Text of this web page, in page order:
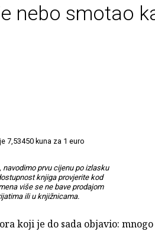
nebo smotao
7,53450 kuna za 1 euro
prvu cijenu po izlasku
knjiga provjerite kod
više se ne bave prodajom
ili u knjižnicama.
koji je do sada objavio: mnogo